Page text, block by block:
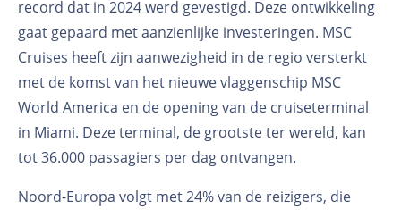
record dat in 2024 werd gevestigd. Deze ontwikkeling
gaat gepaard met aanzienlijke investeringen. MSC
Cruises heeft zijn aanwezigheid in de regio versterkt
met de komst van het nieuwe vlaggenschip MSC
World America en de opening van de cruiseterminal
in Miami. Deze terminal, de grootste ter wereld, kan
tot 36.000 passagiers per dag ontvangen.
Noord-Europa volgt met 24% van de reizigers, die